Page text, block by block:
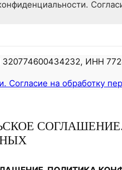
320774600434232, ИНН
Согласие на обработку